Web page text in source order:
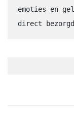
emoties en
direct